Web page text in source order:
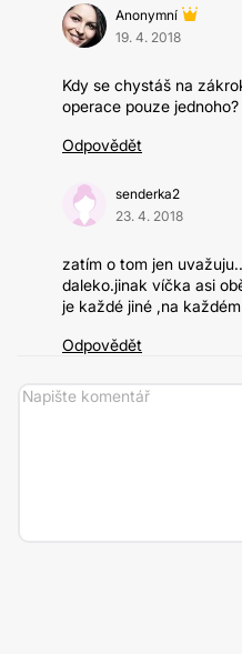
Anonymní
19. 4. 2018
Kdy se chystáš na
operace pouze jednoho?
Odpovědět
senderka2
23. 4. 2018
zatím o tom jen
daleko.jinak víčka asi
je každé jiné ,na
Odpovědět